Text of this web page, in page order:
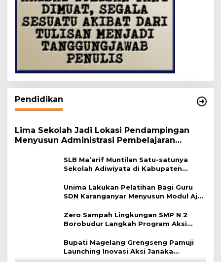
Pendidikan
Lima Sekolah Jadi Lokasi Pendampingan
Menyusun Administrasi Pembelajaran
SLB Ma’arif Muntilan Satu-satunya
Sekolah Adiwiyata di Kabupaten
Unima Lakukan Pelatihan Bagi Guru
SDN Karanganyar Menyusun Modul Ajar
Zero Sampah Lingkungan SMP N 2
Borobudur Langkah Program Aksi
Bupati Magelang Grengseng Pamuji
Launching Inovasi Aksi Janaka
Program Sekolah Adiwiyata